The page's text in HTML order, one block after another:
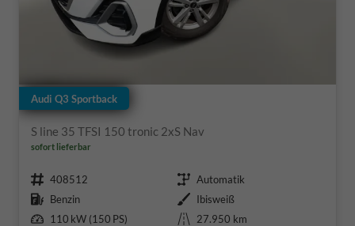
Audi Q3 Sportback
S line 35 TFSI 150 tronic 2xS Nav
sofort lieferbar
Fahrzeugnr. 408512 Getriebe Automatik
Kraftstoff Benzin Außenfarbe Ibisweiß
Leistung 110 kW (150 PS) Kilometerstand
27.950 km